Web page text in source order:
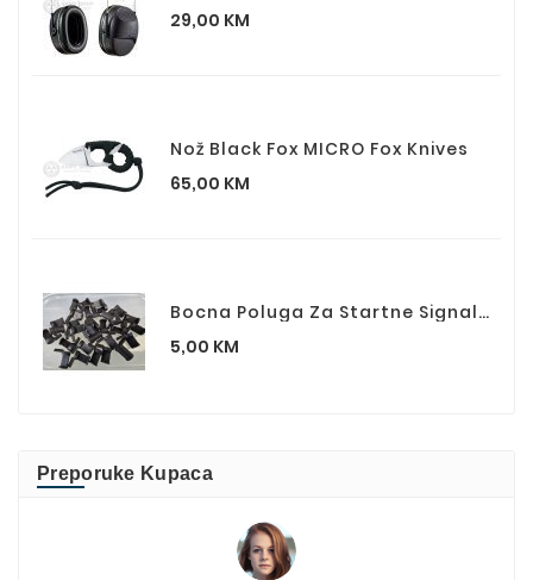
29,00 KMCijena
Nož Black Fox MICRO Fox Knives
65,00 KMCijena
Bocna Poluga Za Startne Signale Pistolje D062
5,00 KMCijena
Preporuke Kupaca